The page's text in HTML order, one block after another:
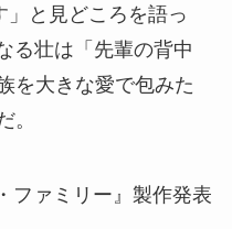
」と見どころを語っ
る壮は「先輩の背中
を大きな愛で包みた
。